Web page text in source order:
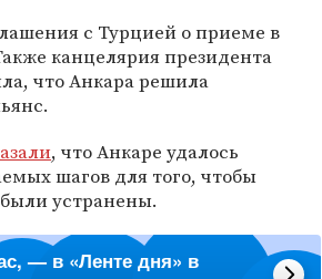
с Турцией о приеме в
канцелярия президента
что Анкара решила
, что Анкаре удалось
шагов для того, чтобы
устранены.
— в «Ленте дня» в